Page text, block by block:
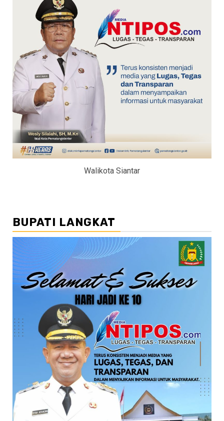
Walikota Siantar
BUPATI LANGKAT